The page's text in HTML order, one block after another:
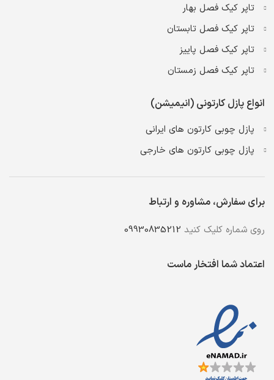
تاپر کیک فصل بهار
تاپر کیک فصل تابستان
تاپر کیک فصل پاییز
تاپر کیک فصل زمستان
انواع پازل کارتونی (انیمیشن)
پازل چوبی کارتون های ایرانی
پازل چوبی کارتون های خارجی
برای سفارش، مشاوره و ارتباط
روی شماره کلیک کنید 09930835212
اعتماد شما افتخار ماست